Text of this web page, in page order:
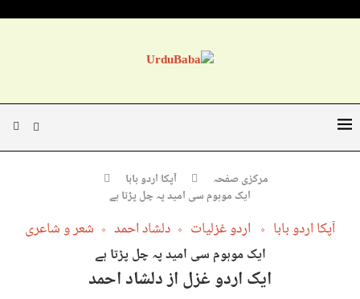
مرکزی صفحہ
آپکا اردو بابا
ایک موہوم سی امید پہ چل پڑتا ہے
آپکا اردو بابا اردو غزلیات دلشاد احمد شعر و شاعری
ایک موہوم سی امید پہ چل پڑتا ہے
ایک اردو غزل از دلشاد احمد